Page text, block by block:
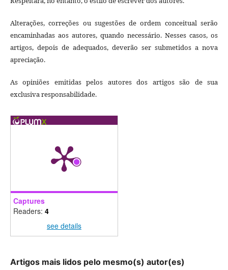
Alterações, correções ou sugestões de ordem conceitual serão
encaminhadas aos autores, quando necessário. Nesses casos, os
artigos, depois de adequados, deverão ser submetidos a nova
apreciação.
As opiniões emitidas pelos autores dos artigos são de sua
exclusiva responsabilidade.
Captures
Readers: 4
see details
Artigos mais lidos pelo mesmo(s) autor(es)